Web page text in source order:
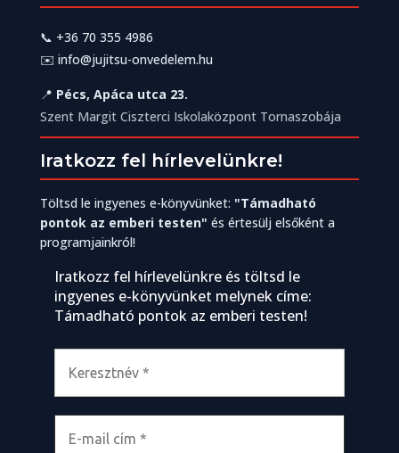
📞 +36 70 355 4986
✉️ info@jujitsu-onvedelem.hu
📍 Pécs, Apáca utca 23.
Szent Margit Ciszterci Iskolaközpont Tornaszobája
Iratkozz fel hírlevelünkre!
Töltsd le ingyenes e-könyvünket: "Támadható
pontok az emberi testen" és értesülj elsőként a
programjainkról!
Iratkozz fel hírlevelünkre és töltsd le
ingyenes e-könyvünket melynek címe:
Támadható pontok az emberi testen!